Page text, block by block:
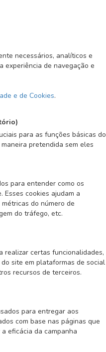
necessários, analíticos e
experiência de navegação e
e de Cookies.
para as funções básicas do
pretendida sem eles
para entender como os
Esses cookies ajudam a
do número de
do tráfego, etc.
realizar certas funcionalidades,
site em plataformas de social
recursos de terceiros.
para entregar aos
com base nas páginas que
eficácia da campanha